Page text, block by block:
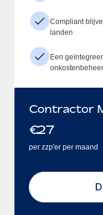
Compliant
landen
Een
Contractor
€27
per zzp'er per maand